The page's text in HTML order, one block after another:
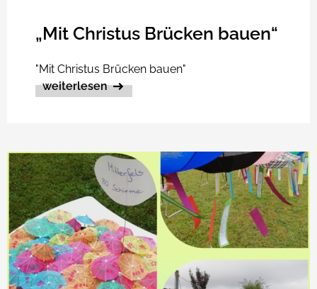
„Mit Christus Brücken bauen“
"Mit Christus Brücken bauen"
weiterlesen